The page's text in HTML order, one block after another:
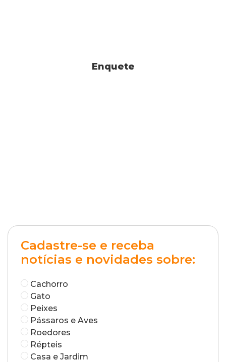
Enquete
Cadastre-se e receba
notícias e novidades sobre:
Cachorro
Gato
Peixes
Pássaros e Aves
Roedores
Répteis
Casa e Jardim